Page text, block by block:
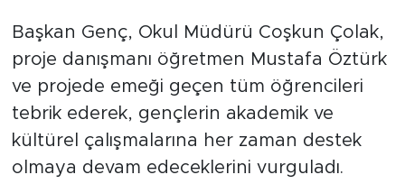
Başkan Genç, Okul Müdürü Coşkun Çolak,
proje danışmanı öğretmen Mustafa Öztürk
ve projede emeği geçen tüm öğrencileri
tebrik ederek, gençlerin akademik ve
kültürel çalışmalarına her zaman destek
olmaya devam edeceklerini vurguladı.